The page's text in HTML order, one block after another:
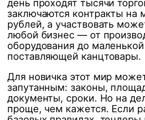
день проходят тысячи
заключаются контракты на
рублей, а участвовать
любой бизнес — от
оборудования до
поставляющей канцтовары.
Для новичка этот мир
запутанным: законы,
документы, сроки. Но на
проще, чем кажется. Если